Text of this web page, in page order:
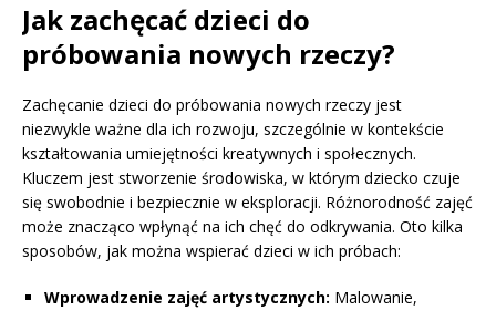
Jak zachęcać dzieci do
próbowania nowych rzeczy?
Zachęcanie dzieci do próbowania nowych rzeczy jest
niezwykle ważne dla ich rozwoju, szczególnie w kontekście
kształtowania umiejętności kreatywnych i społecznych.
Kluczem jest stworzenie środowiska, w którym dziecko czuje
się swobodnie i bezpiecznie w eksploracji. Różnorodność zajęć
może znacząco wpłynąć na ich chęć do odkrywania. Oto kilka
sposobów, jak można wspierać dzieci w ich próbach:
Wprowadzenie zajęć artystycznych: Malowanie,